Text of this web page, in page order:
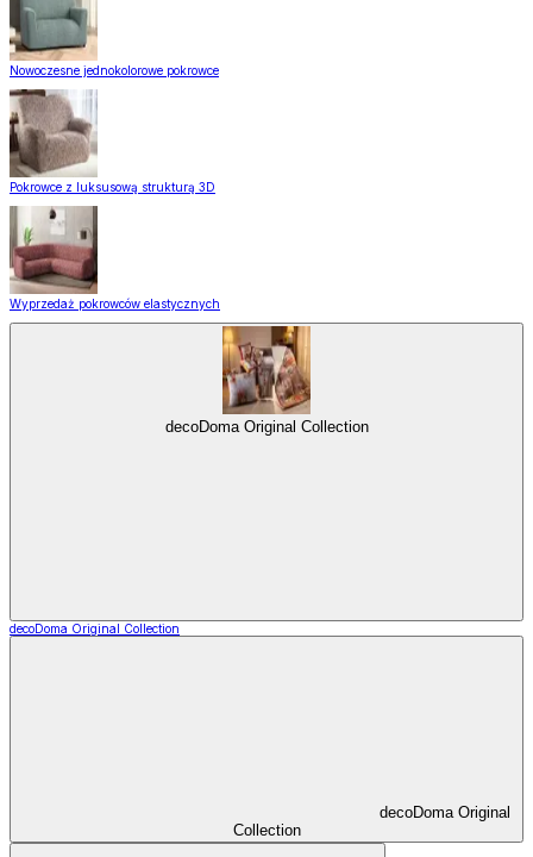
Nowoczesne jednokolorowe pokrowce
Pokrowce z luksusową strukturą 3D
Wyprzedaż pokrowców elastycznych
decoDoma Original Collection
decoDoma Original Collection
decoDoma Original
Collection